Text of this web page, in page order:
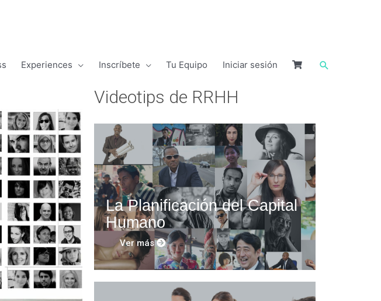
Experiences Inscríbete Tu Equipo Iniciar sesión
Videotips de RRHH
La Planificación del Capital
Humano
Ver más